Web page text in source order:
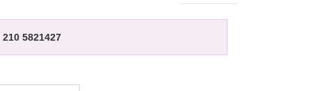
210 5821427